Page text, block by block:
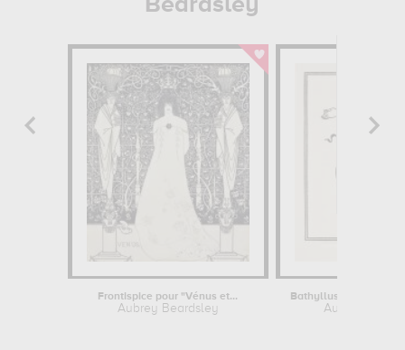
Beardsley
Frontispice pour "Vénus et...
Aubrey Beardsley Aubrey